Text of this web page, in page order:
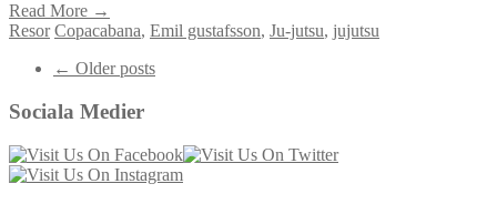
Read More →
Resor Copacabana, Emil gustafsson, Ju-jutsu, jujutsu
Post
navigation
← Older posts
Sociala Medier